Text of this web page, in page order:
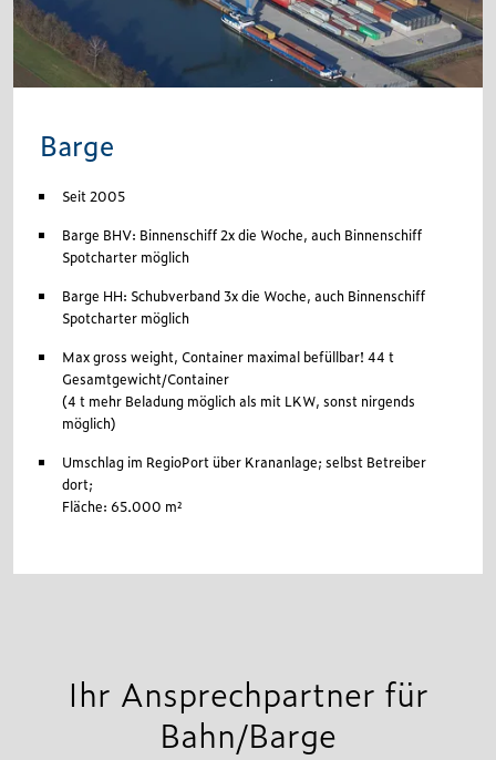
Barge
Seit 2005
Barge BHV: Binnenschiff 2x die Woche, auch Binnenschiff
Spotcharter möglich
Barge HH: Schubverband 3x die Woche, auch Binnenschiff
Spotcharter möglich
Max gross weight, Container maximal befüllbar! 44 t
Gesamtgewicht/Container
(4 t mehr Beladung möglich als mit LKW, sonst nirgends
möglich)
Umschlag im RegioPort über Krananlage; selbst Betreiber
dort;
Fläche: 65.000 m²
Ihr Ansprechpartner für
Bahn/Barge